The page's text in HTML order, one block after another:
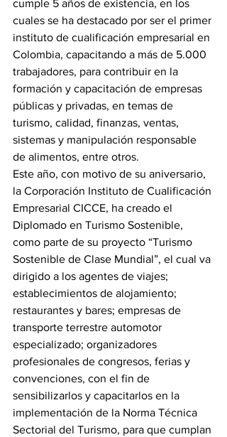
cumple 5 años de existencia, en los
cuales se ha destacado por ser el primer
instituto de cualificación empresarial en
Colombia, capacitando a más de 5.000
trabajadores, para contribuir en la
formación y capacitación de empresas
públicas y privadas, en temas de
turismo, calidad, finanzas, ventas,
sistemas y manipulación responsable
de alimentos, entre otros.
Este año, con motivo de su aniversario,
la Corporación Instituto de Cualificación
Empresarial CICCE, ha creado el
Diplomado en Turismo Sostenible,
como parte de su proyecto “Turismo
Sostenible de Clase Mundial”, el cual va
dirigido a los agentes de viajes;
establecimientos de alojamiento;
restaurantes y bares; empresas de
transporte terrestre automotor
especializado; organizadores
profesionales de congresos, ferias y
convenciones, con el fin de
sensibilizarlos y capacitarlos en la
implementación de la Norma Técnica
Sectorial del Turismo, para que cumplan